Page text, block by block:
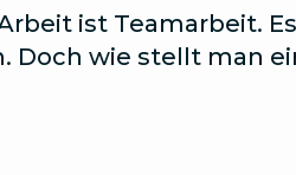
ist Teamarbeit.
Doch wie stellt man